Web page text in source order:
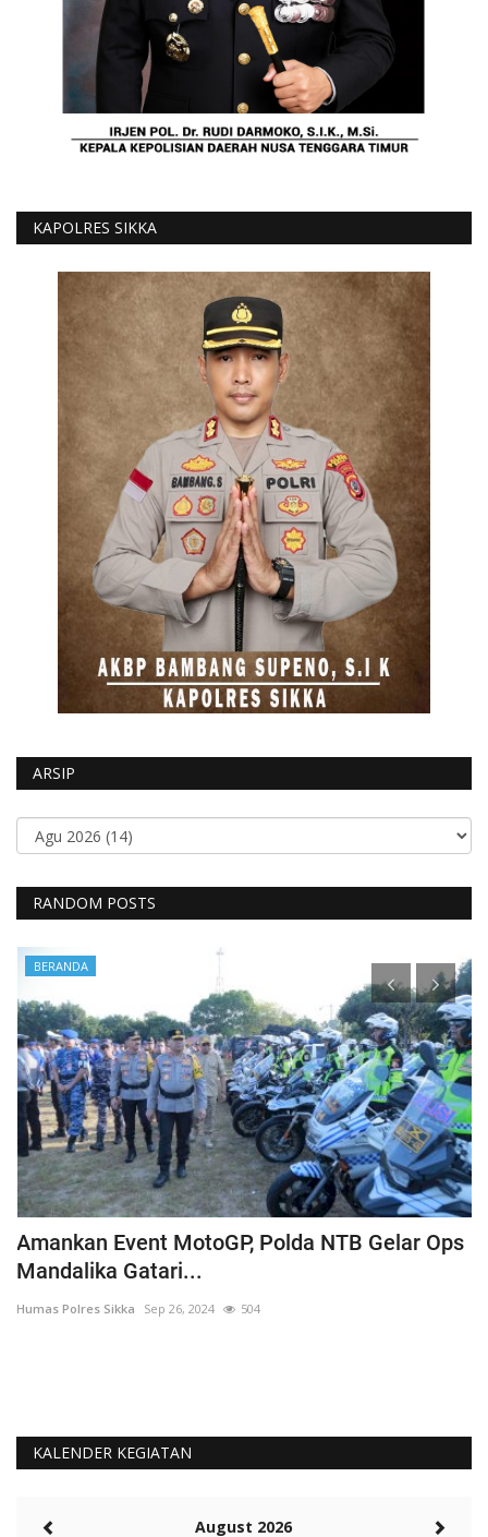
KAPOLRES SIKKA
ARSIP
RANDOM POSTS
BERANDA
Amankan Event MotoGP, Polda NTB Gelar Ops
Mandalika Gatari...
Humas Polres Sikka Sep 26, 2024 504
KALENDER KEGIATAN
August 2026